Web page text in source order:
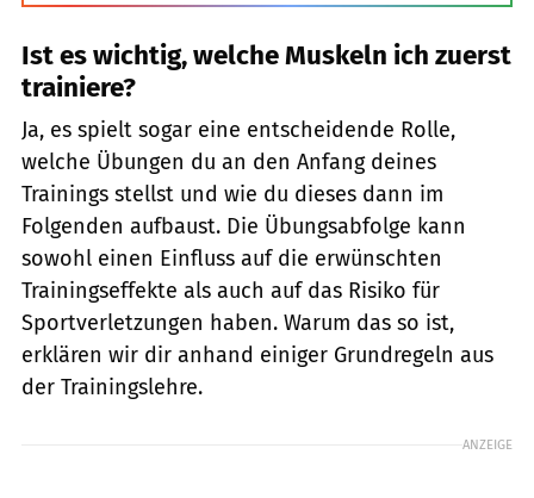
Ist es wichtig, welche Muskeln ich zuerst
trainiere?
Ja, es spielt sogar eine entscheidende Rolle,
welche Übungen du an den Anfang deines
Trainings stellst und wie du dieses dann im
Folgenden aufbaust. Die Übungsabfolge kann
sowohl einen Einfluss auf die erwünschten
Trainingseffekte als auch auf das Risiko für
Sportverletzungen haben. Warum das so ist,
erklären wir dir anhand einiger Grundregeln aus
der Trainingslehre.
ANZEIGE